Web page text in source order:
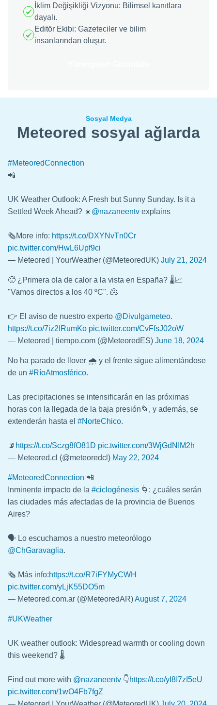
İklim Değişikliği Vizyonu: Bilimsel kanıtlara
dayalı.
Editör Ekibi: Gazeteciler ve bilim
insanlarından oluşur.
Sosyal Medya
Meteored sosyal ağlarda
#MeteoredConnection
📲
UK Weather Outlook: A Fresh but Sunny Sunday. Is it a
Settled Week Ahead? ☀️@nazaneentv explains
🗞️More info: https://t.co/DXYNvTn0Cr
pic.twitter.com/HwL6Upf9ci
— Meteored | YourWeather (@MeteoredUK) July 21, 2024
🥵 ¿Primera ola de calor a la vista en España? 🌡️📈
"Vamos directos a los 40 ºC". 🫠
👉 El aviso de nuestro experto @Divulgameteo.
https://t.co/7iz2IRumKo pic.twitter.com/CvFfsJ02oW
— Meteored | tiempo.com (@MeteoredES) June 18, 2024
No ha parado de llover 🌧️ y el frente sigue alimentándose
de un #RíoAtmosférico.
Las precipitaciones se intensificarán en las próximas
horas con la llegada de la baja presión🌀, y además, se
extenderán hasta el #NorteChico.
📡 https://t.co/Sczg8fO81D pic.twitter.com/3WjGdNIM2h
— Meteored.cl (@meteoredcl) May 22, 2024
#MeteoredConnection 📲
Inminente impacto de la #ciclogénesis 🌀: ¿cuáles serán
las ciudades más afectadas de la provincia de Buenos
Aires?
🗣 Lo escuchamos a nuestro meteorólogo
@ChGaravaglia.
🗞 Más info:https://t.co/R7iFYMyCWH
pic.twitter.com/yLjK55DO5m
— Meteored.com.ar (@MeteoredAR)August 7, 2024
#UKWeather
UK weather outlook: Widespread warmth or cooling down
this weekend? 🌡️
Find out more with @nazaneentv 👇https://t.co/yI8I7zI5eU
pic.twitter.com/1wO4Fb7fgZ